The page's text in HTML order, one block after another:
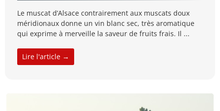
Le muscat d’Alsace contrairement aux muscats doux
méridionaux donne un vin blanc sec, très aromatique
qui exprime à merveille la saveur de fruits frais. Il ...
Lire l'article →